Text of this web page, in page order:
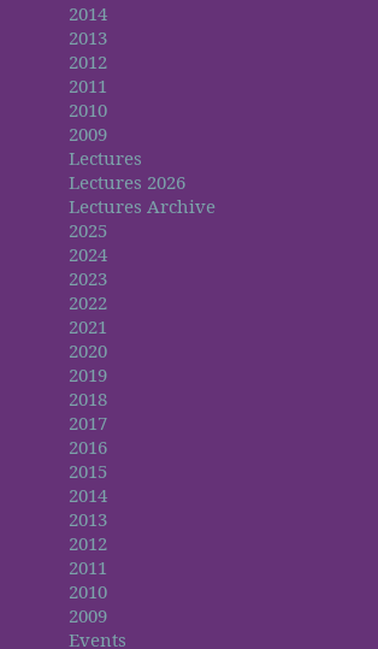
2014
2013
2012
2011
2010
2009
Lectures
Lectures 2026
Lectures Archive
2025
2024
2023
2022
2021
2020
2019
2018
2017
2016
2015
2014
2013
2012
2011
2010
2009
Events